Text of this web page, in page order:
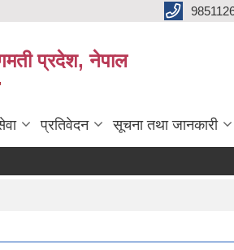
प्रदेश, नेपाल
प्रतिवेदन सूचना तथा जानकारी